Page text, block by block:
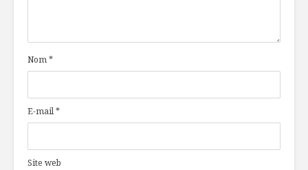
Nom*
E-mail*
Site web